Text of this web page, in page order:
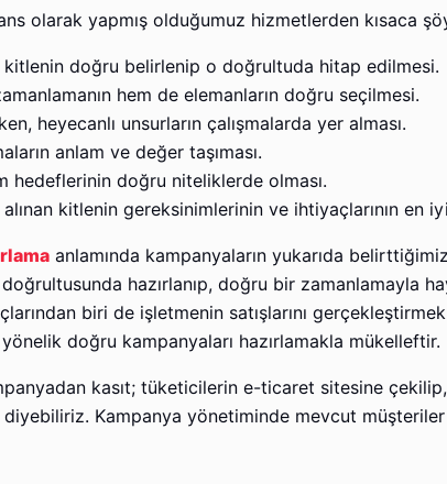
olarak yapmış olduğumuz hizmetlerden kısaca
kitlenin doğru belirlenip o doğrultuda hitap edilmesi.
hem de elemanların doğru seçilmesi.
heyecanlı unsurların çalışmalarda yer alması.
anlam ve değer taşıması.
hedeflerinin doğru niteliklerde olması.
kitlenin gereksinimlerinin ve ihtiyaçlarının en
anlamında kampanyaların yukarıda
hazırlanıp, doğru bir zamanlamayla
biri de işletmenin satışlarını
doğru kampanyaları hazırlamakla mükelleftir.
kasıt; tüketicilerin e-ticaret sitesine
Kampanya yönetiminde mevcut